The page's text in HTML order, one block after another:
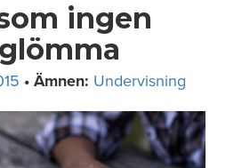
ingen
• Ämnen: Undervisning